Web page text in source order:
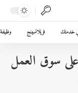
خدمتك فريلانسينج
على سوق العمل